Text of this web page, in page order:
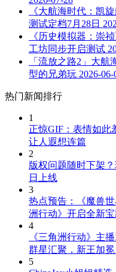
《大航海时代：凯
测试定档7月28日
《历史模拟器：崇
工坊同步开启测试
「流放之路2」大
型的兄弟玩 2026-06-
热门新闻排行
1
正惊GIF：表情如此
让人遐想连篇
2
版权问题随时下架
日上线
3
热点预告：《魔兽
洲行动》开启全新宝
4
《三角洲行动》主
群星汇聚，新王加冕
5